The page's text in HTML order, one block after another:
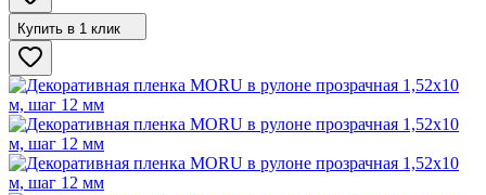
Купить в 1 клик